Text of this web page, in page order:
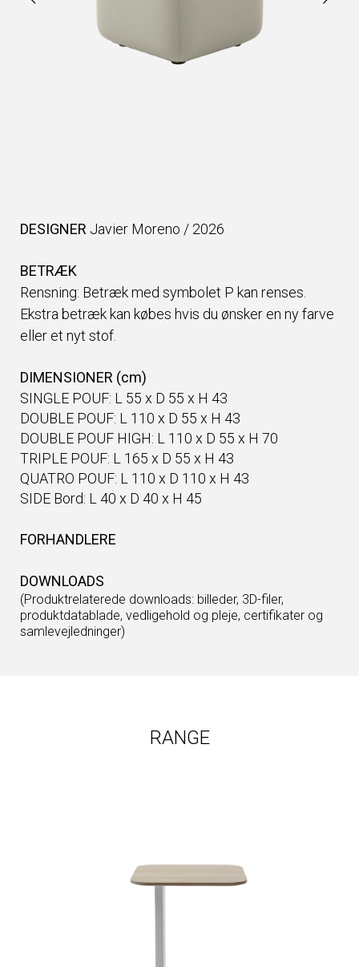
DESIGNER Javier Moreno / 2026
BETRÆK
Rensning: Betræk med symbolet P kan renses.
Ekstra betræk kan købes hvis du ønsker en ny farve
eller et nyt stof.
DIMENSIONER (cm)
SINGLE POUF: L 55 x D 55 x H 43
DOUBLE POUF: L 110 x D 55 x H 43
DOUBLE POUF HIGH: L 110 x D 55 x H 70
TRIPLE POUF: L 165 x D 55 x H 43
QUATRO POUF: L 110 x D 110 x H 43
SIDE Bord: L 40 x D 40 x H 45
FORHANDLERE
DOWNLOADS
(Produktrelaterede downloads: billeder, 3D-filer,
produktdatablade, vedligehold og pleje, certifikater og
samlevejledninger)
RANGE